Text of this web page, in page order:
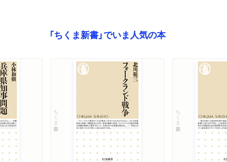
「ちくま新書」でいま人気の本
ちくま新書 ちくま新書